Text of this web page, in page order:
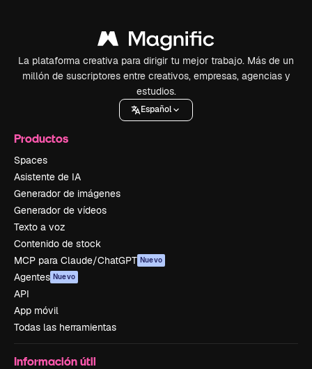
La plataforma creativa para dirigir tu mejor trabajo. Más de un
millón de suscriptores entre creativos, empresas, agencias y
estudios.
Español
Productos
Spaces
Asistente de IA
Generador de imágenes
Generador de vídeos
Texto a voz
Contenido de stock
MCP para Claude/ChatGPT Nuevo
Agentes Nuevo
API
App móvil
Todas las herramientas
Información útil